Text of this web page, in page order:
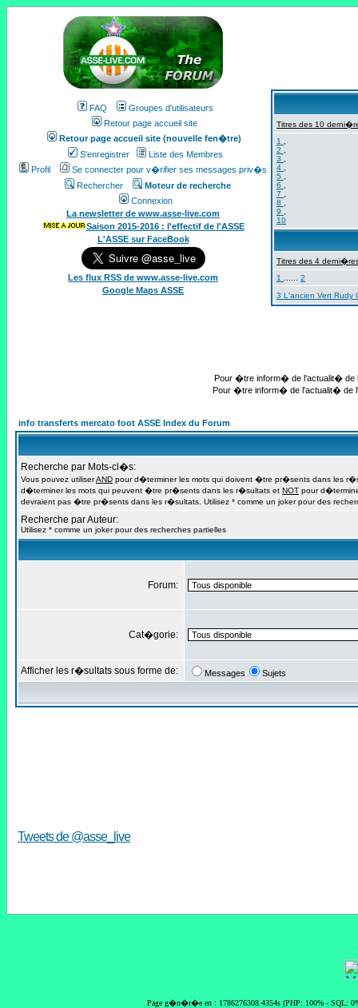
FAQ
Groupes d'utilisateurs
Retour page accueil site
Retour page accueil site (nouvelle fen�tre)
S'enregistrer
Liste des Membres
Profil
Se connecter pour v�rifier ses messages priv�s
Rechercher
Moteur de recherche
Connexion
La newsletter de www.asse-live.com
Saison 2015-2016 : l'effectif de l'ASSE
L'ASSE sur FaceBook
Les flux RSS de www.asse-live.com
Google Maps ASSE
Titres des 10
1
2
3
4
5
6
7
8
9
10
Titres des 4
1
2
3 L'ancien Vert
Pour �tre inform� de l'actualit� de
Pour �tre inform� de l'actualit� de
info transferts mercato foot ASSE Index du Forum
Recherche par Mots-cl�s:
Vous pouvez utiliserAND pour d�terminer les mots qui doivent �tre pr�sents dans les
d�terminer les mots qui peuvent �tre pr�sents dans les r�sultats et NOT pour
devraient pas �tre pr�sents dans les r�sultats. Utilisez * comme un joker pour des
Recherche par Auteur:
Utilisez * comme un joker pour des recherches partielles
Forum:
Cat�gorie:
Afficher les r�sultats sous forme de: Messages Sujets
Tweets de @asse_live
Page g�n�r�e en : 1786276308.4354s (PHP: 100% - SQL: